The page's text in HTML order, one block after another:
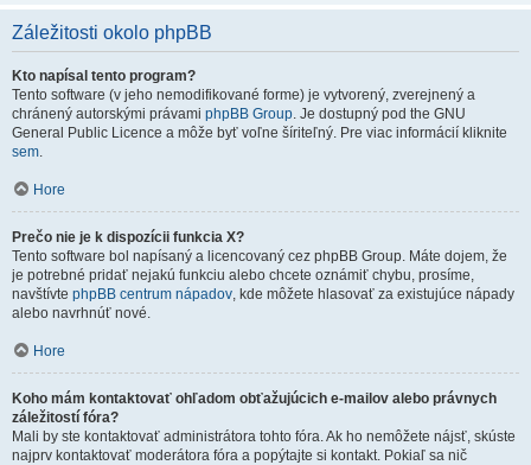
Záležitosti okolo phpBB
Kto napísal tento program?
Tento software (v jeho nemodifikované forme) je vytvorený, zverejnený a
chránený autorskými právami phpBB Group. Je dostupný pod the GNU
General Public Licence a môže byť voľne šíriteľný. Pre viac informácií kliknite
sem.
Hore
Prečo nie je k dispozícii funkcia X?
Tento software bol napísaný a licencovaný cez phpBB Group. Máte dojem, že
je potrebné pridať nejakú funkciu alebo chcete oznámiť chybu, prosíme,
navštívte phpBB centrum nápadov, kde môžete hlasovať za existujúce nápady
alebo navrhnúť nové.
Hore
Koho mám kontaktovať ohľadom obťažujúcich e-mailov alebo právnych
záležitostí fóra?
Mali by ste kontaktovať administrátora tohto fóra. Ak ho nemôžete nájsť, skúste
najprv kontaktovať moderátora fóra a popýtajte si kontakt. Pokiaľ sa nič